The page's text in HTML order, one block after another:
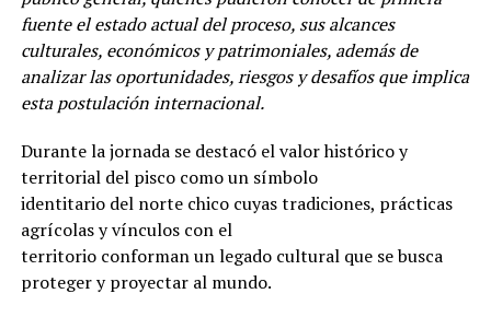
fuente el estado actual del proceso, sus alcances
culturales, económicos y patrimoniales, además de
analizar las oportunidades, riesgos y desafíos que implica
esta postulación internacional.
Durante la jornada se destacó el valor histórico y
territorial del pisco como un símbolo
identitario del norte chico cuyas tradiciones, prácticas
agrícolas y vínculos con el
territorio conforman un legado cultural que se busca
proteger y proyectar al mundo.